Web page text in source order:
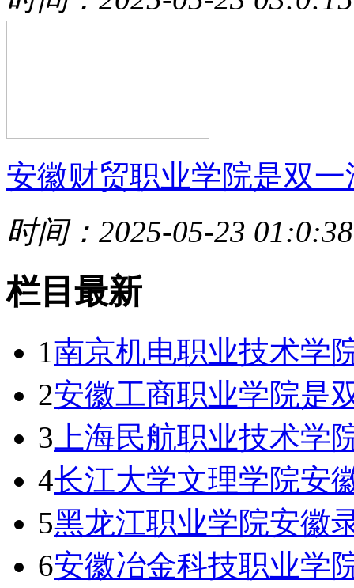
安徽财贸职业学院是双一
时间：2025-05-23 01:0:38
栏目最新
1南京机电职业技术学
2安徽工商职业学院是
3 上海民航职业技术学
4长江大学文理学院安
5黑龙江职业学院安徽
6安徽冶金科技职业学